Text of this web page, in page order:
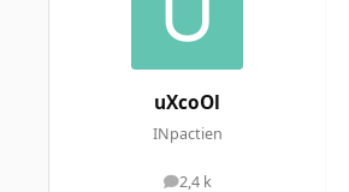
uXcoOl
INpactien
2,4 k
messages